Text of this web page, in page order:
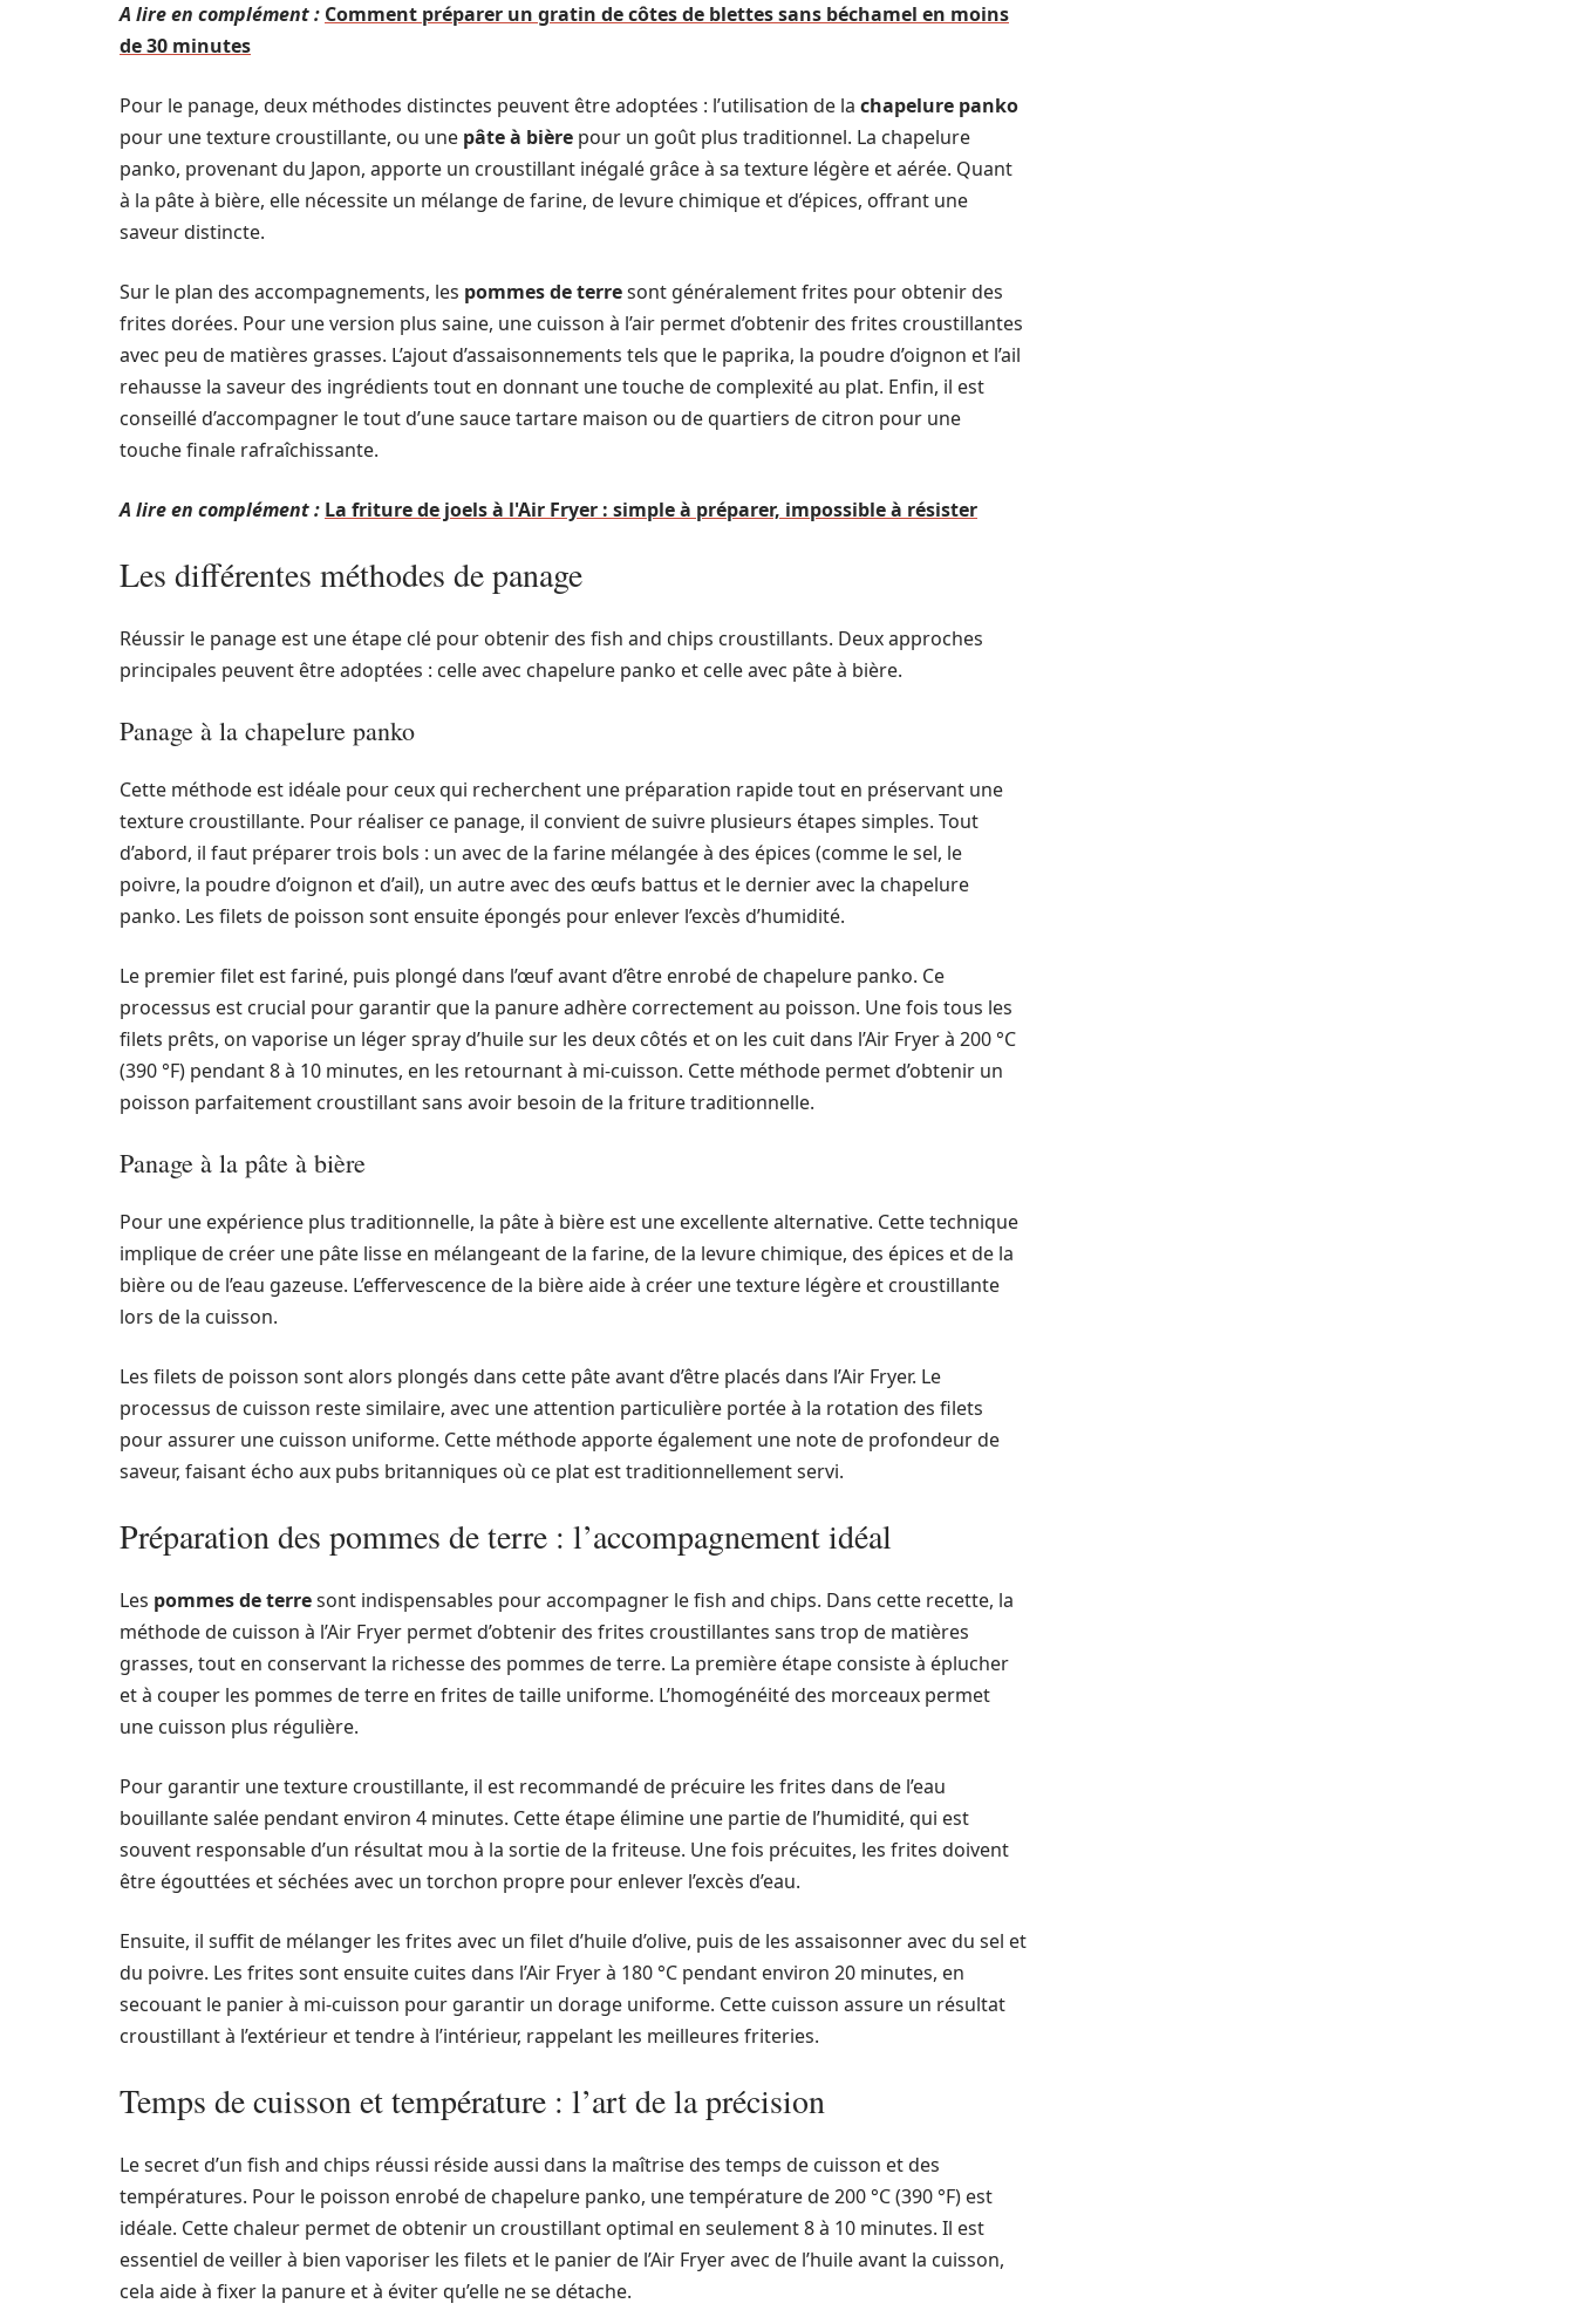
A lire en complément : Comment préparer un gratin de côtes de blettes sans béchamel en moins
de 30 minutes
Pour le panage, deux méthodes distinctes peuvent être adoptées : l’utilisation de la chapelure panko
pour une texture croustillante, ou une pâte à bière pour un goût plus traditionnel. La chapelure
panko, provenant du Japon, apporte un croustillant inégalé grâce à sa texture légère et aérée. Quant
à la pâte à bière, elle nécessite un mélange de farine, de levure chimique et d’épices, offrant une
saveur distincte.
Sur le plan des accompagnements, les pommes de terresont généralement frites pour obtenir des
frites dorées. Pour une version plus saine, une cuisson à l’air permet d’obtenir des frites croustillantes
avec peu de matières grasses. L’ajout d’assaisonnements tels que le paprika, la poudre d’oignon et l’ail
rehausse la saveur des ingrédients tout en donnant une touche de complexité au plat. Enfin, il est
conseillé d’accompagner le tout d’une sauce tartare maison ou de quartiers de citron pour une
touche finale rafraîchissante.
A lire en complément : La friture de joels à l'Air Fryer : simple à préparer, impossible à résister
Les différentes méthodes de panage
Réussir le panage est une étape clé pour obtenir des fish and chips croustillants. Deux approches
principales peuvent être adoptées : celle avec chapelure panko et celle avec pâte à bière.
Panage à la chapelure panko
Cette méthode est idéale pour ceux qui recherchent une préparation rapide tout en préservant une
texture croustillante. Pour réaliser ce panage, il convient de suivre plusieurs étapes simples. Tout
d’abord, il faut préparer trois bols : un avec de la farine mélangée à des épices (comme le sel, le
poivre, la poudre d’oignon et d’ail), un autre avec des œufs battus et le dernier avec la chapelure
panko. Les filets de poisson sont ensuite épongés pour enlever l’excès d’humidité.
Le premier filet est fariné, puis plongé dans l’œuf avant d’être enrobé de chapelure panko. Ce
processus est crucial pour garantir que la panure adhère correctement au poisson. Une fois tous les
filets prêts, on vaporise un léger spray d’huile sur les deux côtés et on les cuit dans l’Air Fryer à 200 °C
(390 °F) pendant 8 à 10 minutes, en les retournant à mi-cuisson. Cette méthode permet d’obtenir un
poisson parfaitement croustillant sans avoir besoin de la friture traditionnelle.
Panage à la pâte à bière
Pour une expérience plus traditionnelle, la pâte à bière est une excellente alternative. Cette technique
implique de créer une pâte lisse en mélangeant de la farine, de la levure chimique, des épices et de la
bière ou de l’eau gazeuse. L’effervescence de la bière aide à créer une texture légère et croustillante
lors de la cuisson.
Les filets de poisson sont alors plongés dans cette pâte avant d’être placés dans l’Air Fryer. Le
processus de cuisson reste similaire, avec une attention particulière portée à la rotation des filets
pour assurer une cuisson uniforme. Cette méthode apporte également une note de profondeur de
saveur, faisant écho aux pubs britanniques où ce plat est traditionnellement servi.
Préparation des pommes de terre : l’accompagnement idéal
Les pommes de terresont indispensables pour accompagner le fish and chips. Dans cette recette, la
méthode de cuisson à l’Air Fryer permet d’obtenir des frites croustillantes sans trop de matières
grasses, tout en conservant la richesse des pommes de terre. La première étape consiste à éplucher
et à couper les pommes de terre en frites de taille uniforme. L’homogénéité des morceaux permet
une cuisson plus régulière.
Pour garantir une texture croustillante, il est recommandé de précuire les frites dans de l’eau
bouillante salée pendant environ 4 minutes. Cette étape élimine une partie de l’humidité, qui est
souvent responsable d’un résultat mou à la sortie de la friteuse. Une fois précuites, les frites doivent
être égouttées et séchées avec un torchon propre pour enlever l’excès d’eau.
Ensuite, il suffit de mélanger les frites avec un filet d’huile d’olive, puis de les assaisonner avec du sel et
du poivre. Les frites sont ensuite cuites dans l’Air Fryer à 180 °C pendant environ 20 minutes, en
secouant le panier à mi-cuisson pour garantir un dorage uniforme. Cette cuisson assure un résultat
croustillant à l’extérieur et tendre à l’intérieur, rappelant les meilleures friteries.
Temps de cuisson et température : l’art de la précision
Le secret d’un fish and chips réussi réside aussi dans la maîtrise des temps de cuisson et des
températures. Pour le poisson enrobé de chapelure panko, une température de 200 °C (390 °F) est
idéale. Cette chaleur permet de obtenir un croustillant optimal en seulement 8 à 10 minutes. Il est
essentiel de veiller à bien vaporiser les filets et le panier de l’Air Fryer avec de l’huile avant la cuisson,
cela aide à fixer la panure et à éviter qu’elle ne se détache.